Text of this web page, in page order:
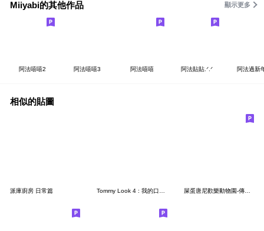
Miiyabi的其他作品 顯示更多
阿法嘻嘻2 阿法嘻嘻3 阿法嘻嘻 阿法貼貼.ᐟ‪.ᐟ 阿法過新
相似的貼圖
派庫廚房 日常篇 Tommy Look 4 : 我的口頭禪 屎蛋唐尼歡樂動物園-傳心意特輯